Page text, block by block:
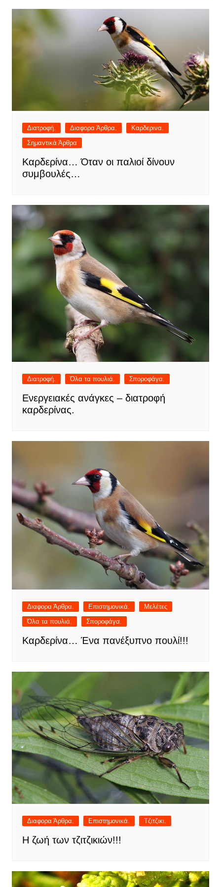
Διατροφή. Διαφορα Άρθρα.
Καρδερινα.
Σημαντικά Άρθρα
Καρδερίνα… Όταν οι παλιοί δίνουν
συμβουλές…
Διατροφή. Όλα τα πουλιά. Σποροφάγα.
Ενεργειακές ανάγκες – διατροφή
καρδερίνας.
Διαφορα Άρθρα. Επιστημονικά.
Μελέτες
Όλα τα πουλιά.
Σποροφάγα.
Καρδερίνα… Ένα πανέξυπνο πουλί!!!
Διαφορα Άρθρα. Επιστημονικά. Τζιτζικι.
Η ζωή των τζιτζικιών!!!